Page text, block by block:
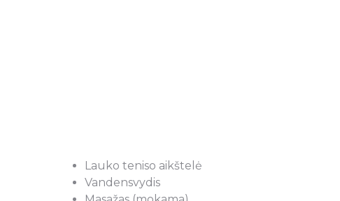
Lauko teniso aikštelė
Vandensvydis